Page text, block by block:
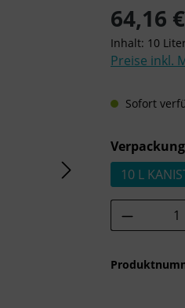
Regulärer
64,16 €
Inhalt: 10
Preise inkl.
Sofort
10 L